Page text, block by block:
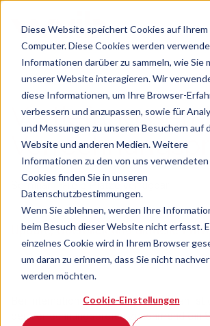
Diese Website speichert Cookies auf Ihrem
Computer. Diese Cookies werden
Informationen darüber zu sammeln, wie Sie
unserer Website interagieren. Wir
diese Informationen, um Ihre Browser-
verbessern und anzupassen, sowie für
und Messungen zu unseren Besuchern auf
Website und anderen Medien. Weitere
Informationen zu den von uns verwendeten
Cookies finden Sie in unseren
Datenschutzbestimmungen.
Wenn Sie ablehnen, werden Ihre
beim Besuch dieser Website nicht erfasst.
einzelnes Cookie wird in Ihrem Browser
um daran zu erinnern, dass Sie nicht
werden möchten.
Cookie-Einstellungen
Suche
Es gibt keine Vorschläge, da das
Seminar Freie Plätze verfügbar
Update, Überblick und aktuelle
Bei international tätigen Unternehmen ist
der Verrechnungspreise zunehmend ein